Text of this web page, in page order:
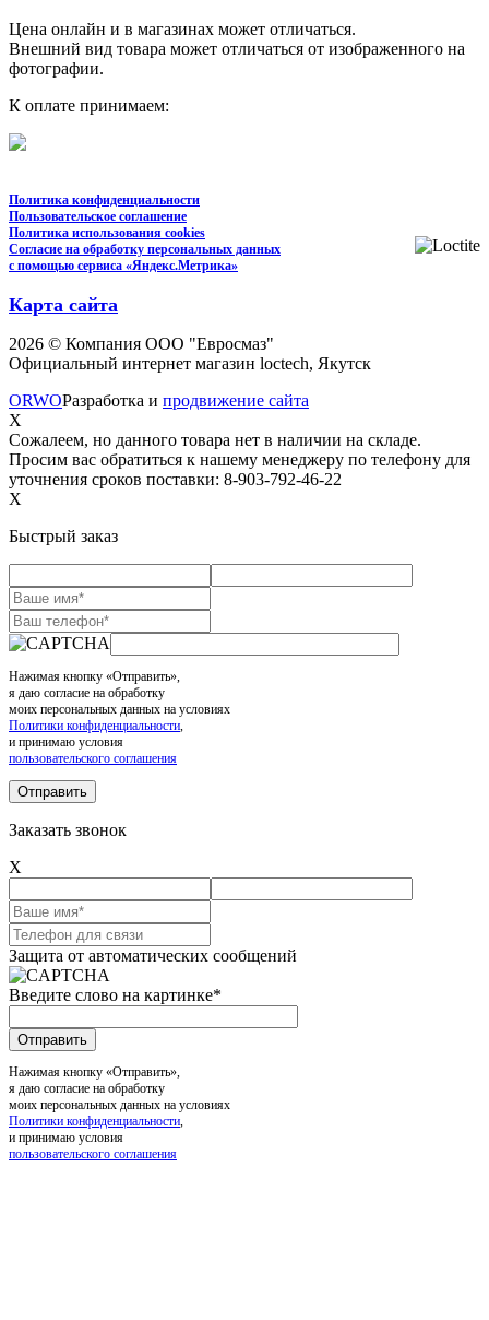
Цена онлайн и в магазинах может отличаться.
Внешний вид товара может отличаться от изображенного на
фотографии.
К оплате принимаем:
Политика конфиденциальности
Пользовательское соглашение
Политика использования cookies
Согласие на обработку персональных данных
с помощью сервиса «Яндекс.Метрика»
Карта сайта
2026 © Компания ООО "Евросмаз"
Официальный интернет магазин loctech, Якутск
ORWOРазработка и продвижение сайта
X
Сожалеем, но данного товара нет в наличии на складе.
Просим вас обратиться к нашему менеджеру по телефону для
уточнения сроков поставки: 8-903-792-46-22
X
Быстрый заказ
Нажимая кнопку «Отправить»,
я даю согласие на обработку
моих персональных данных на условиях
Политики конфиденциальности
и принимаю условия
пользовательского соглашения
Заказать звонок
X
Защита от автоматических сообщений
Введите слово на картинке*
Нажимая кнопку «Отправить»,
я даю согласие на обработку
моих персональных данных на условиях
Политики конфиденциальности
и принимаю условия
пользовательского соглашения